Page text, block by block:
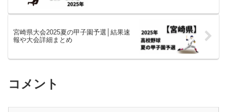
宮崎県大会2025夏の甲子園予選│結果速
報や大会詳細まとめ
コメント